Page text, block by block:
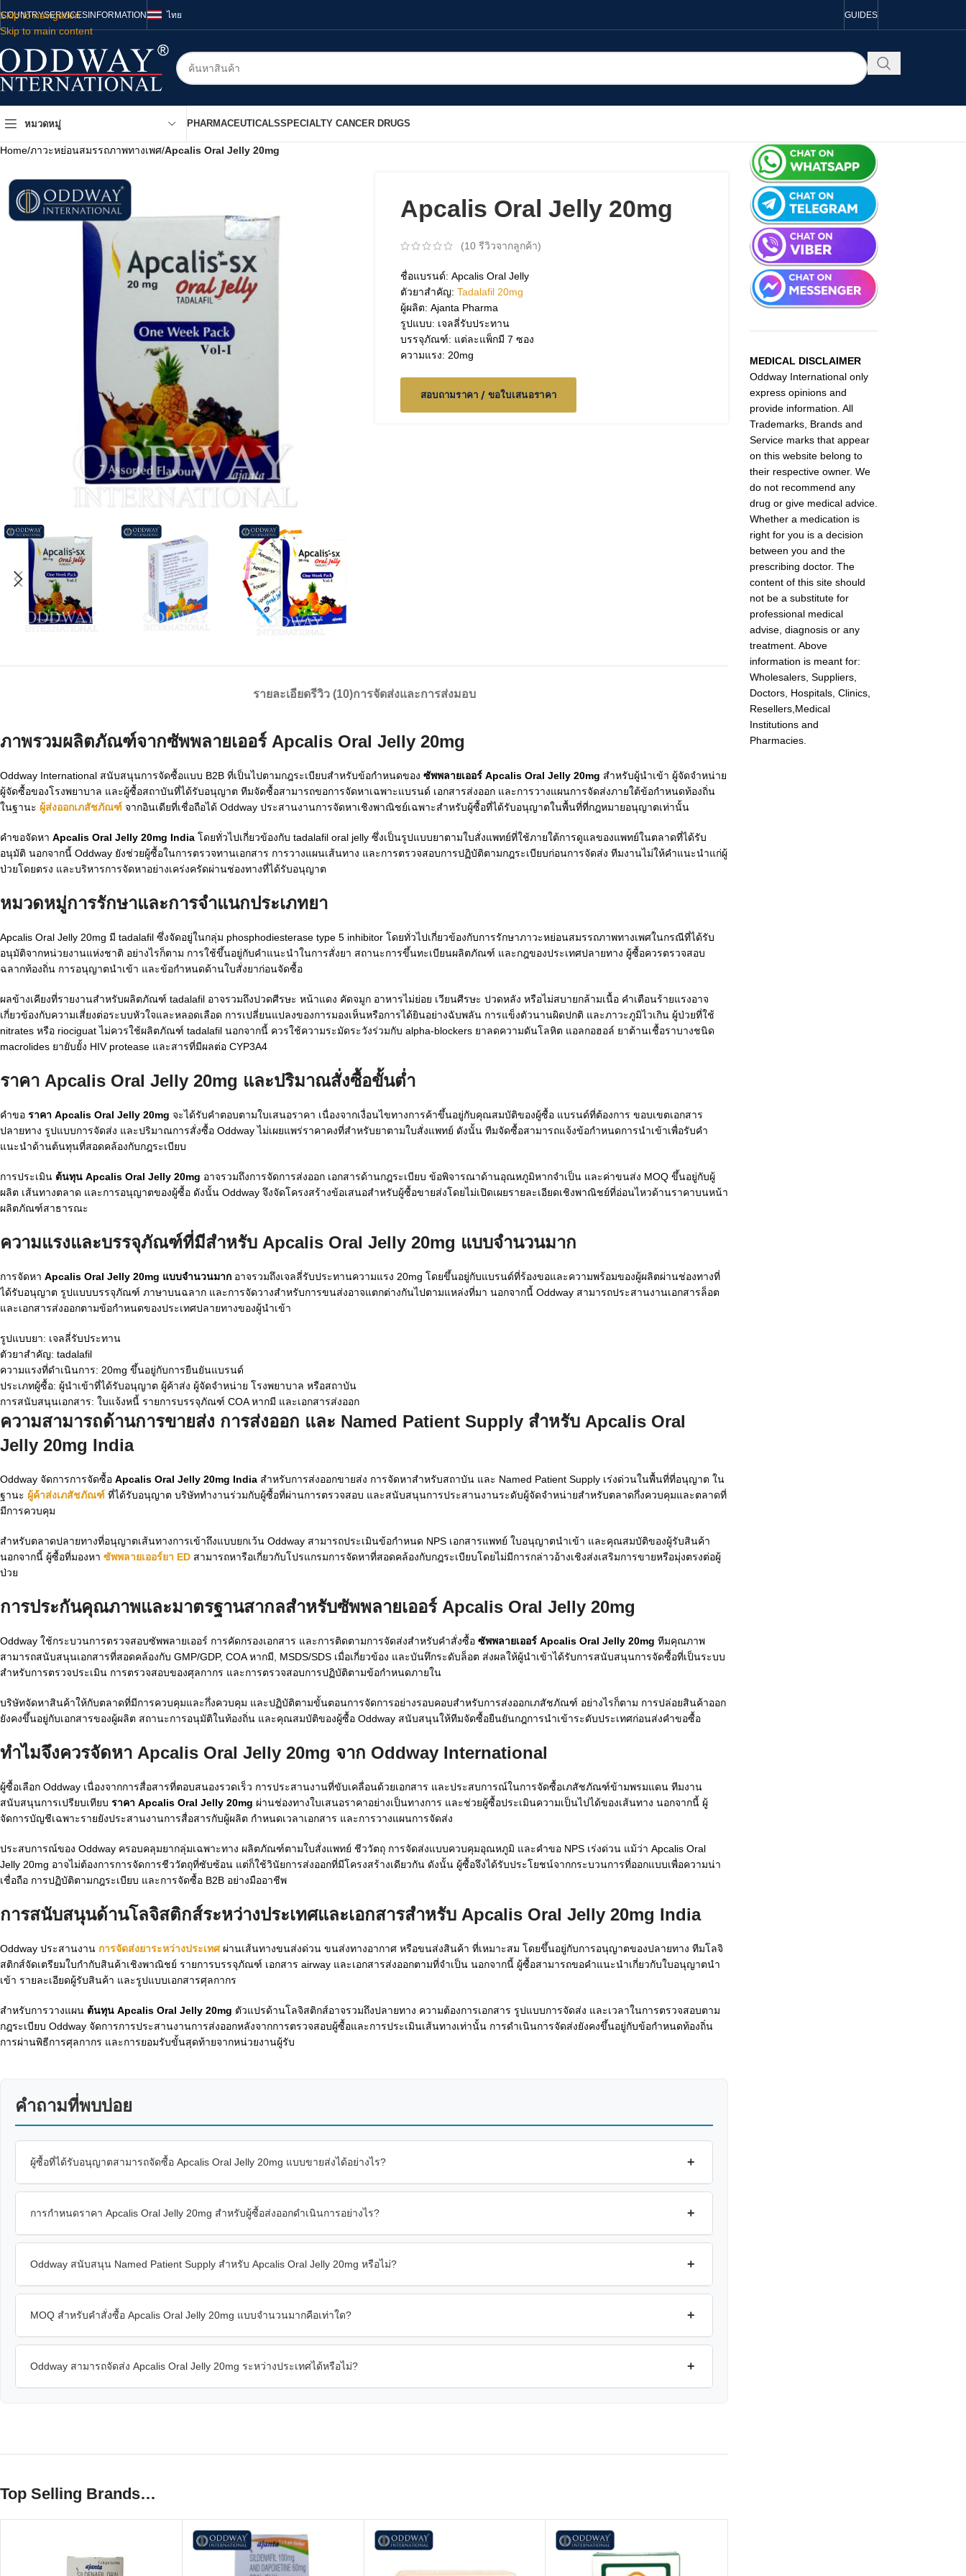
Skip to navigation
Skip to main content
COUNTRYSERVICESINFORMATION ไทย GUIDES
หมวดหมู่ PHARMACEUTICALSSPECIALTY CANCER DRUGS
Home/ภาวะหย่อนสมรรถภาพทางเพศ/Apcalis Oral Jelly 20mg
Apcalis Oral Jelly 20mg
(10รีวิวจากลูกค้า)
ชื่อแบรนด์: Apcalis Oral Jelly
ตัวยาสำคัญ: Tadalafil 20mg
ผู้ผลิต: Ajanta Pharma
รูปแบบ: เจลลี่รับประทาน
บรรจุภัณฑ์: แต่ละแพ็กมี 7 ซอง
ความแรง: 20mg
สอบถามราคา / ขอใบเสนอราคา
รายละเอียดรีวิว (10)การจัดส่งและการส่งมอบ
ภาพรวมผลิตภัณฑ์จากซัพพลายเออร์ Apcalis Oral Jelly 20mg
Oddway International สนับสนุนการจัดซื้อแบบ B2B ที่เป็นไปตามกฎระเบียบสำหรับข้อกำหนดของ ซัพพลายเออร์ Apcalis Oral Jelly 20mg สำหรับผู้นำเข้า ผู้จัดจำหน่าย
ผู้จัดซื้อของโรงพยาบาล และผู้ซื้อสถาบันที่ได้รับอนุญาต ทีมจัดซื้อสามารถขอการจัดหาเฉพาะแบรนด์ เอกสารส่งออก และการวางแผนการจัดส่งภายใต้ข้อกำหนดท้องถิ่น
ในฐานะ ผู้ส่งออกเภสัชภัณฑ์ จากอินเดียที่เชื่อถือได้ Oddway ประสานงานการจัดหาเชิงพาณิชย์เฉพาะสำหรับผู้ซื้อที่ได้รับอนุญาตในพื้นที่ที่กฎหมายอนุญาตเท่านั้น
คำขอจัดหา Apcalis Oral Jelly 20mg India โดยทั่วไปเกี่ยวข้องกับ tadalafil oral jelly ซึ่งเป็นรูปแบบยาตามใบสั่งแพทย์ที่ใช้ภายใต้การดูแลของแพทย์ในตลาดที่ได้รับ
อนุมัติ นอกจากนี้ Oddway ยังช่วยผู้ซื้อในการตรวจทานเอกสาร การวางแผนเส้นทาง และการตรวจสอบการปฏิบัติตามกฎระเบียบก่อนการจัดส่ง ทีมงานไม่ให้คำแนะนำแก่ผู้
ป่วยโดยตรง และบริหารการจัดหาอย่างเคร่งครัดผ่านช่องทางที่ได้รับอนุญาต
หมวดหมู่การรักษาและการจำแนกประเภทยา
Apcalis Oral Jelly 20mg มี tadalafil ซึ่งจัดอยู่ในกลุ่ม phosphodiesterase type 5 inhibitor โดยทั่วไปเกี่ยวข้องกับการรักษาภาวะหย่อนสมรรถภาพทางเพศในกรณีที่ได้รับ
อนุมัติจากหน่วยงานแห่งชาติ อย่างไรก็ตาม การใช้ขึ้นอยู่กับคำแนะนำในการสั่งยา สถานะการขึ้นทะเบียนผลิตภัณฑ์ และกฎของประเทศปลายทาง ผู้ซื้อควรตรวจสอบ
ฉลากท้องถิ่น การอนุญาตนำเข้า และข้อกำหนดด้านใบสั่งยาก่อนจัดซื้อ
ผลข้างเคียงที่รายงานสำหรับผลิตภัณฑ์ tadalafil อาจรวมถึงปวดศีรษะ หน้าแดง คัดจมูก อาหารไม่ย่อย เวียนศีรษะ ปวดหลัง หรือไม่สบายกล้ามเนื้อ คำเตือนร้ายแรงอาจ
เกี่ยวข้องกับความเสี่ยงต่อระบบหัวใจและหลอดเลือด การเปลี่ยนแปลงของการมองเห็นหรือการได้ยินอย่างฉับพลัน การแข็งตัวนานผิดปกติ และภาวะภูมิไวเกิน ผู้ป่วยที่ใช้
nitrates หรือ riociguat ไม่ควรใช้ผลิตภัณฑ์ tadalafil นอกจากนี้ ควรใช้ความระมัดระวังร่วมกับ alpha-blockers ยาลดความดันโลหิต แอลกอฮอล์ ยาต้านเชื้อราบางชนิด
macrolides ยายับยั้ง HIV protease และสารที่มีผลต่อ CYP3A4
ราคา Apcalis Oral Jelly 20mg และปริมาณสั่งซื้อขั้นต่ำ
คำขอ ราคา Apcalis Oral Jelly 20mg จะได้รับคำตอบตามใบเสนอราคา เนื่องจากเงื่อนไขทางการค้าขึ้นอยู่กับคุณสมบัติของผู้ซื้อ แบรนด์ที่ต้องการ ขอบเขตเอกสาร
ปลายทาง รูปแบบการจัดส่ง และปริมาณการสั่งซื้อ Oddway ไม่เผยแพร่ราคาคงที่สำหรับยาตามใบสั่งแพทย์ ดังนั้น ทีมจัดซื้อสามารถแจ้งข้อกำหนดการนำเข้าเพื่อรับคำ
แนะนำด้านต้นทุนที่สอดคล้องกับกฎระเบียบ
การประเมิน ต้นทุน Apcalis Oral Jelly 20mg อาจรวมถึงการจัดการส่งออก เอกสารด้านกฎระเบียบ ข้อพิจารณาด้านอุณหภูมิหากจำเป็น และค่าขนส่ง MOQ ขึ้นอยู่กับผู้
ผลิต เส้นทางตลาด และการอนุญาตของผู้ซื้อ ดังนั้น Oddway จึงจัดโครงสร้างข้อเสนอสำหรับผู้ซื้อขายส่งโดยไม่เปิดเผยรายละเอียดเชิงพาณิชย์ที่อ่อนไหวด้านราคาบนหน้า
ผลิตภัณฑ์สาธารณะ
ความแรงและบรรจุภัณฑ์ที่มีสำหรับ Apcalis Oral Jelly 20mg แบบจำนวนมาก
การจัดหา Apcalis Oral Jelly 20mg แบบจำนวนมาก อาจรวมถึงเจลลี่รับประทานความแรง 20mg โดยขึ้นอยู่กับแบรนด์ที่ร้องขอและความพร้อมของผู้ผลิตผ่านช่องทางที่
ได้รับอนุญาต รูปแบบบรรจุภัณฑ์ ภาษาบนฉลาก และการจัดวางสำหรับการขนส่งอาจแตกต่างกันไปตามแหล่งที่มา นอกจากนี้ Oddway สามารถประสานงานเอกสารล็อต
และเอกสารส่งออกตามข้อกำหนดของประเทศปลายทางของผู้นำเข้า
รูปแบบยา: เจลลี่รับประทาน
ตัวยาสำคัญ: tadalafil
ความแรงที่ดำเนินการ: 20mg ขึ้นอยู่กับการยืนยันแบรนด์
ประเภทผู้ซื้อ: ผู้นำเข้าที่ได้รับอนุญาต ผู้ค้าส่ง ผู้จัดจำหน่าย โรงพยาบาล หรือสถาบัน
การสนับสนุนเอกสาร: ใบแจ้งหนี้ รายการบรรจุภัณฑ์ COA หากมี และเอกสารส่งออก
ความสามารถด้านการขายส่ง การส่งออก และ Named Patient Supply สำหรับ Apcalis Oral
Jelly 20mg India
Oddway จัดการการจัดซื้อ Apcalis Oral Jelly 20mg India สำหรับการส่งออกขายส่ง การจัดหาสำหรับสถาบัน และ Named Patient Supply เร่งด่วนในพื้นที่ที่อนุญาต ใน
ฐานะ ผู้ค้าส่งเภสัชภัณฑ์ ที่ได้รับอนุญาต บริษัททำงานร่วมกับผู้ซื้อที่ผ่านการตรวจสอบ และสนับสนุนการประสานงานระดับผู้จัดจำหน่ายสำหรับตลาดกึ่งควบคุมและตลาดที่
มีการควบคุม
สำหรับตลาดปลายทางที่อนุญาตเส้นทางการเข้าถึงแบบยกเว้น Oddway สามารถประเมินข้อกำหนด NPS เอกสารแพทย์ ใบอนุญาตนำเข้า และคุณสมบัติของผู้รับสินค้า
นอกจากนี้ ผู้ซื้อที่มองหา ซัพพลายเออร์ยา ED สามารถหารือเกี่ยวกับโปรแกรมการจัดหาที่สอดคล้องกับกฎระเบียบโดยไม่มีการกล่าวอ้างเชิงส่งเสริมการขายหรือมุ่งตรงต่อผู้
ป่วย
การประกันคุณภาพและมาตรฐานสากลสำหรับซัพพลายเออร์ Apcalis Oral Jelly 20mg
Oddway ใช้กระบวนการตรวจสอบซัพพลายเออร์ การคัดกรองเอกสาร และการติดตามการจัดส่งสำหรับคำสั่งซื้อ ซัพพลายเออร์ Apcalis Oral Jelly 20mg ทีมคุณภาพ
สามารถสนับสนุนเอกสารที่สอดคล้องกับ GMP/GDP, COA หากมี, MSDS/SDS เมื่อเกี่ยวข้อง และบันทึกระดับล็อต ส่งผลให้ผู้นำเข้าได้รับการสนับสนุนการจัดซื้อที่เป็นระบบ
สำหรับการตรวจประเมิน การตรวจสอบของศุลกากร และการตรวจสอบการปฏิบัติตามข้อกำหนดภายใน
บริษัทจัดหาสินค้าให้กับตลาดที่มีการควบคุมและกึ่งควบคุม และปฏิบัติตามขั้นตอนการจัดการอย่างรอบคอบสำหรับการส่งออกเภสัชภัณฑ์ อย่างไรก็ตาม การปล่อยสินค้าออก
ยังคงขึ้นอยู่กับเอกสารของผู้ผลิต สถานะการอนุมัติในท้องถิ่น และคุณสมบัติของผู้ซื้อ Oddway สนับสนุนให้ทีมจัดซื้อยืนยันกฎการนำเข้าระดับประเทศก่อนส่งคำขอซื้อ
ทำไมจึงควรจัดหา Apcalis Oral Jelly 20mg จาก Oddway International
ผู้ซื้อเลือก Oddway เนื่องจากการสื่อสารที่ตอบสนองรวดเร็ว การประสานงานที่ขับเคลื่อนด้วยเอกสาร และประสบการณ์ในการจัดซื้อเภสัชภัณฑ์ข้ามพรมแดน ทีมงาน
สนับสนุนการเปรียบเทียบ ราคา Apcalis Oral Jelly 20mg ผ่านช่องทางใบเสนอราคาอย่างเป็นทางการ และช่วยผู้ซื้อประเมินความเป็นไปได้ของเส้นทาง นอกจากนี้ ผู้
จัดการบัญชีเฉพาะรายยังประสานงานการสื่อสารกับผู้ผลิต กำหนดเวลาเอกสาร และการวางแผนการจัดส่ง
ประสบการณ์ของ Oddway ครอบคลุมยากลุ่มเฉพาะทาง ผลิตภัณฑ์ตามใบสั่งแพทย์ ชีววัตถุ การจัดส่งแบบควบคุมอุณหภูมิ และคำขอ NPS เร่งด่วน แม้ว่า Apcalis Oral
Jelly 20mg อาจไม่ต้องการการจัดการชีววัตถุที่ซับซ้อน แต่ก็ใช้วินัยการส่งออกที่มีโครงสร้างเดียวกัน ดังนั้น ผู้ซื้อจึงได้รับประโยชน์จากกระบวนการที่ออกแบบเพื่อความน่า
เชื่อถือ การปฏิบัติตามกฎระเบียบ และการจัดซื้อ B2B อย่างมืออาชีพ
การสนับสนุนด้านโลจิสติกส์ระหว่างประเทศและเอกสารสำหรับ Apcalis Oral Jelly 20mg India
Oddway ประสานงาน การจัดส่งยาระหว่างประเทศผ่านเส้นทางขนส่งด่วน ขนส่งทางอากาศ หรือขนส่งสินค้า ที่เหมาะสม โดยขึ้นอยู่กับการอนุญาตของปลายทาง ทีมโลจิ
สติกส์จัดเตรียมใบกำกับสินค้าเชิงพาณิชย์ รายการบรรจุภัณฑ์ เอกสาร airway และเอกสารส่งออกตามที่จำเป็น นอกจากนี้ ผู้ซื้อสามารถขอคำแนะนำเกี่ยวกับใบอนุญาตนำ
เข้า รายละเอียดผู้รับสินค้า และรูปแบบเอกสารศุลกากร
สำหรับการวางแผน ต้นทุน Apcalis Oral Jelly 20mg ตัวแปรด้านโลจิสติกส์อาจรวมถึงปลายทาง ความต้องการเอกสาร รูปแบบการจัดส่ง และเวลาในการตรวจสอบตาม
กฎระเบียบ Oddway จัดการการประสานงานการส่งออกหลังจากการตรวจสอบผู้ซื้อและการประเมินเส้นทางเท่านั้น การดำเนินการจัดส่งยังคงขึ้นอยู่กับข้อกำหนดท้องถิ่น
การผ่านพิธีการศุลกากร และการยอมรับขั้นสุดท้ายจากหน่วยงานผู้รับ
คำถามที่พบบ่อย
ผู้ซื้อที่ได้รับอนุญาตสามารถจัดซื้อ Apcalis Oral Jelly 20mg แบบขายส่งได้อย่างไร? +
การกำหนดราคา Apcalis Oral Jelly 20mg สำหรับผู้ซื้อส่งออกดำเนินการอย่างไร? +
Oddway สนับสนุน Named Patient Supply สำหรับ Apcalis Oral Jelly 20mg หรือไม่? +
MOQ สำหรับคำสั่งซื้อ Apcalis Oral Jelly 20mg แบบจำนวนมากคือเท่าใด? +
Oddway สามารถจัดส่ง Apcalis Oral Jelly 20mg ระหว่างประเทศได้หรือไม่? +
Top Selling Brands…
MEDICAL DISCLAIMER
Oddway International only
express opinions and
provide information. All
Trademarks, Brands and
Service marks that appear
on this website belong to
their respective owner. We
do not recommend any
drug or give medical advice.
Whether a medication is
right for you is a decision
between you and the
prescribing doctor. The
content of this site should
not be a substitute for
professional medical
advise, diagnosis or any
treatment. Above
information is meant for:
Wholesalers, Suppliers,
Doctors, Hospitals, Clinics,
Resellers,Medical
Institutions and
Pharmacies.